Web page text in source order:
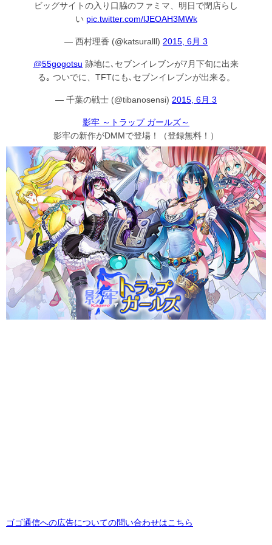
ビッグサイトの入り口脇のファミマ、明日で閉店らし
い pic.twitter.com/lJEOAH3MWk
— 西村理香 (@katsuralll) 2015, 6月 3
@55gogotsu 跡地に､セブンイレブンが7月下旬に出来
る｡ ついでに、TFTにも､セブンイレブンが出来る。
— 千葉の戦士 (@tibanosensi) 2015, 6月 3
影牢 ～トラップ ガールズ～
影牢の新作がDMMで登場！（登録無料！）
ゴゴ通信への広告についての問い合わせはこちら